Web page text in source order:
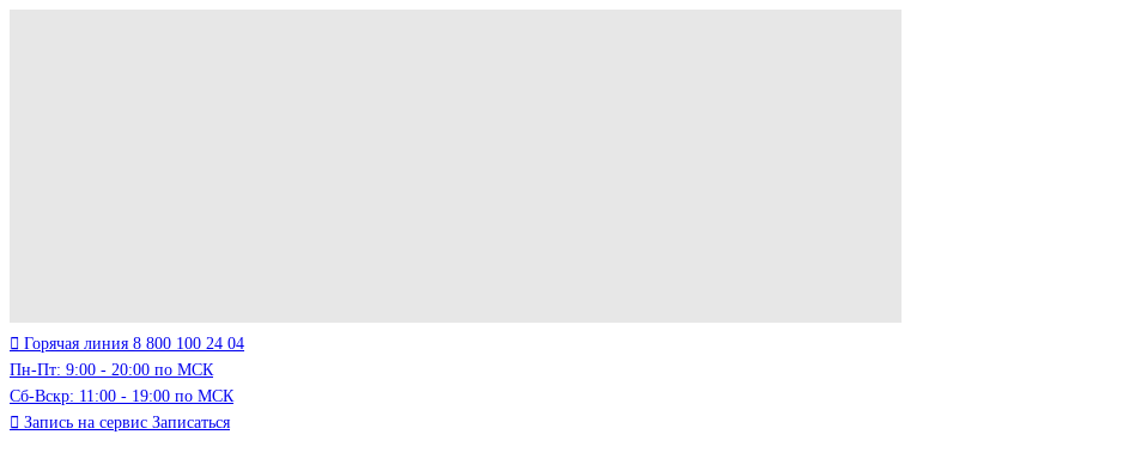
Горячая линия 8 800 100 24 04
Пн-Пт: 9:00 - 20:00 по МСК
Сб-Вскр: 11:00 - 19:00 по МСК
Запись на сервис Записаться